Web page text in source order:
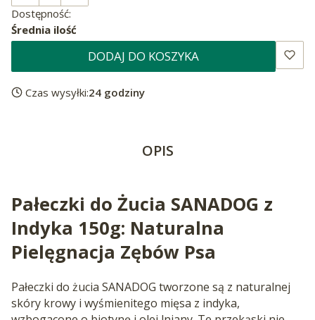
Dostępność:
Średnia ilość
DODAJ DO KOSZYKA
Czas wysyłki:24 godziny
OPIS
Pałeczki do Żucia SANADOG z
Indyka 150g: Naturalna
Pielęgnacja Zębów Psa
Pałeczki do żucia SANADOG tworzone są z naturalnej
skóry krowy i wyśmienitego mięsa z indyka,